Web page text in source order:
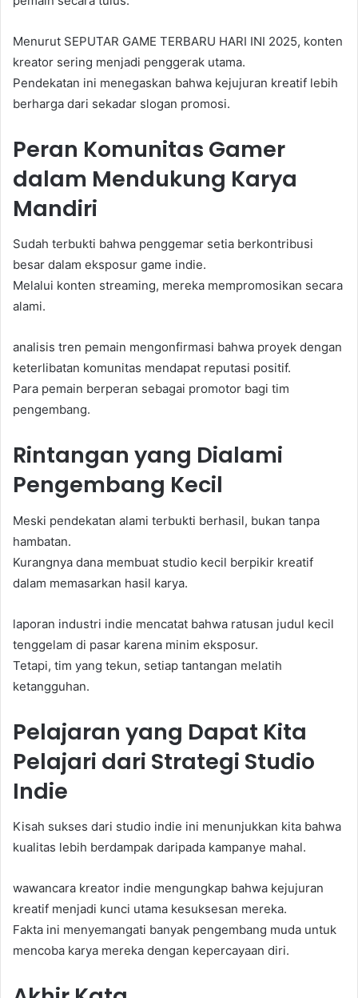
Menurut SEPUTAR GAME TERBARU HARI INI 2025, konten
kreator sering menjadi penggerak utama.
Pendekatan ini menegaskan bahwa kejujuran kreatif lebih
berharga dari sekadar slogan promosi.
Peran Komunitas Gamer
dalam Mendukung Karya
Mandiri
Sudah terbukti bahwa penggemar setia berkontribusi
besar dalam eksposur game indie.
Melalui konten streaming, mereka mempromosikan secara
alami.
analisis tren pemain mengonfirmasi bahwa proyek dengan
keterlibatan komunitas mendapat reputasi positif.
Para pemain berperan sebagai promotor bagi tim
pengembang.
Rintangan yang Dialami
Pengembang Kecil
Meski pendekatan alami terbukti berhasil, bukan tanpa
hambatan.
Kurangnya dana membuat studio kecil berpikir kreatif
dalam memasarkan hasil karya.
laporan industri indie mencatat bahwa ratusan judul kecil
tenggelam di pasar karena minim eksposur.
Tetapi, tim yang tekun, setiap tantangan melatih
ketangguhan.
Pelajaran yang Dapat Kita
Pelajari dari Strategi Studio
Indie
Kisah sukses dari studio indie ini menunjukkan kita bahwa
kualitas lebih berdampak daripada kampanye mahal.
wawancara kreator indie mengungkap bahwa kejujuran
kreatif menjadi kunci utama kesuksesan mereka.
Fakta ini menyemangati banyak pengembang muda untuk
mencoba karya mereka dengan kepercayaan diri.